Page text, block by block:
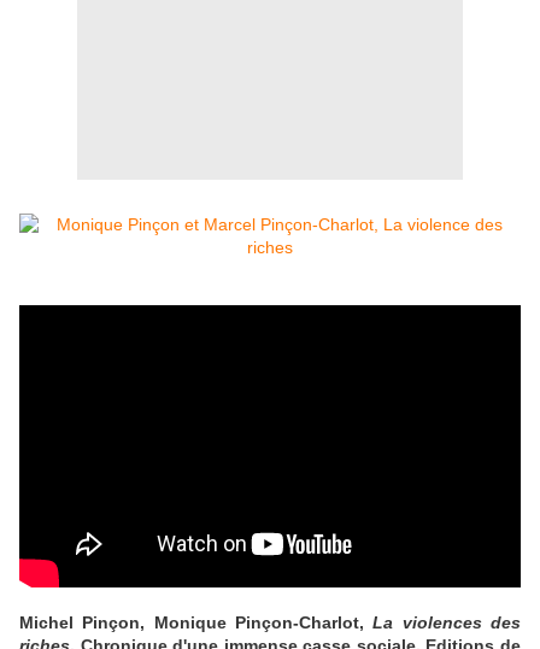
Michel Pinçon, Monique Pinçon-Charlot,La violences des